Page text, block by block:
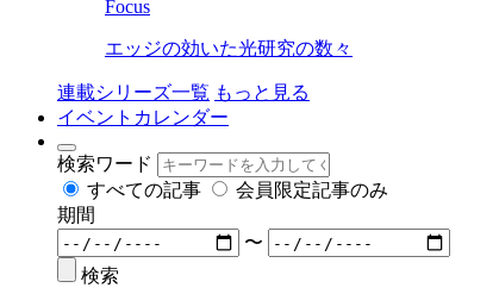
Focus
エッジの効いた光研究の数々
連載シリーズ一覧 もっと見る
イベントカレンダー
検索ワード
すべての記事
会員限定記事のみ
期間
〜
検索